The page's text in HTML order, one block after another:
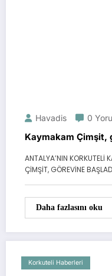
Havadis 0
Kaymakam Çimşit,
ANTALYA’NIN KORKUTELİ
ÇİMŞİT, GÖREVİNE
Daha fazlasını oku
Korkuteli Haberleri